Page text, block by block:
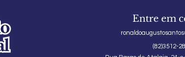
Entre em
(82)3512-